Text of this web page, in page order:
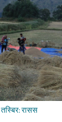
तस्बिर: रासस